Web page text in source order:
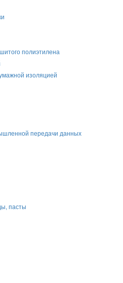
полиэтилена
изоляцией
передачи данных
пасты